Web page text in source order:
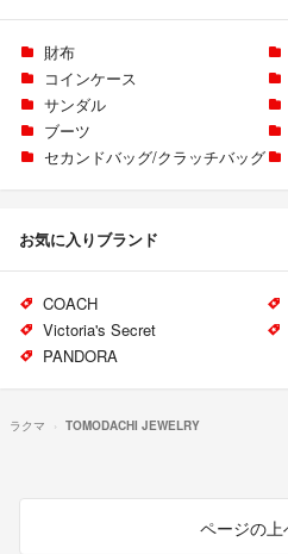
財布
コインケース
サンダル
ブーツ
セカンドバッグ/クラッチバッグ
お気に入りブランド
COACH
Victoria's Secret
PANDORA
ラクマ TOMODACHI JEWELRY
ページの上